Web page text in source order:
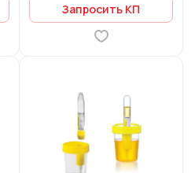
Запросить КП